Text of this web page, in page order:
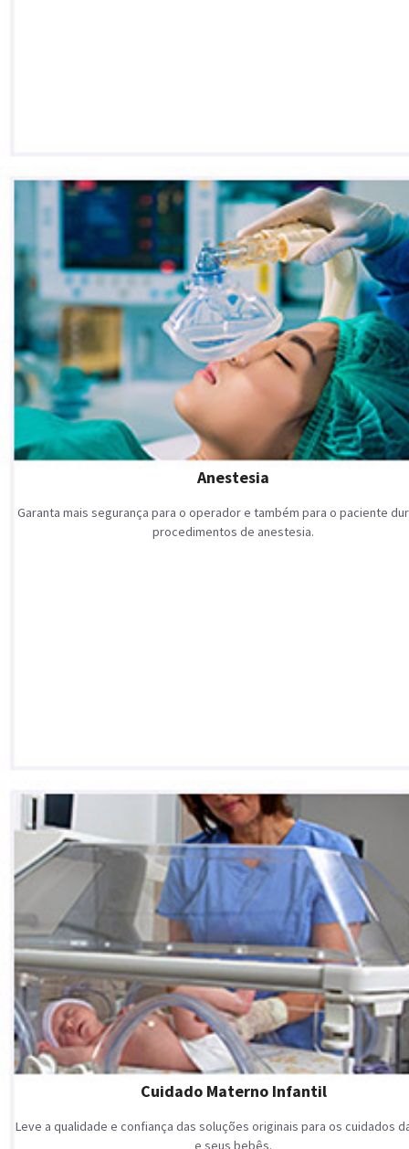
Anestesia
Garanta mais segurança para o operador e também para o paciente
procedimentos de anestesia.
Cuidado Materno Infantil
Leve a qualidade e confiança das soluções originais para os cuidados
e seus bebês.